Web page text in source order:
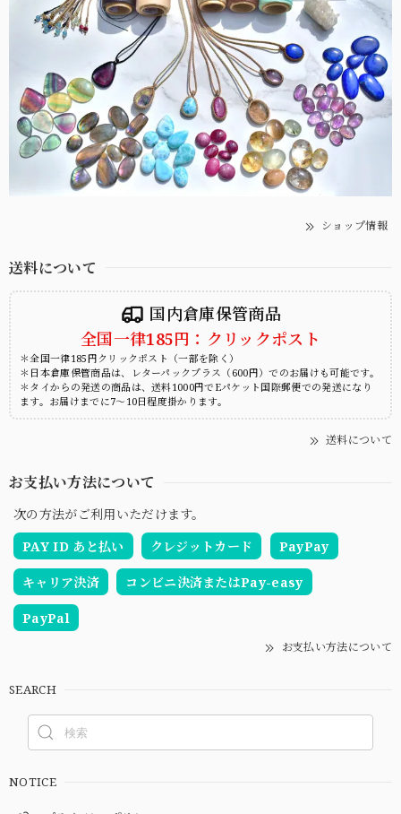
ショップ情報
送料について
国内倉庫保管商品
全国一律185円：クリックポスト
＊全国一律185円クリックポスト（一部を除く）
＊日本倉庫保管商品は、レターパックプラス（600円）でのお届けも可能です。
＊タイからの発送の商品は、送料1000円でEパケット国際郵便での発送になり
ます。お届けまでに7～10日程度掛かります。
送料について
お支払い方法について
次の方法がご利用いただけます。
PAY ID あと払い
クレジットカード PayPay
キャリア決済 コンビニ決済またはPay-easy
PayPal
お支払い方法について
SEARCH
NOTICE